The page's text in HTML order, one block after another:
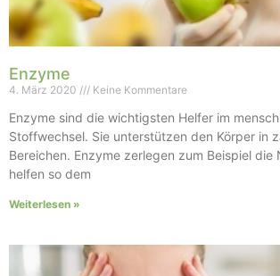
Enzyme
4. März 2020 Keine Kommentare
Enzyme sind die wichtigsten Helfer im
Stoffwechsel. Sie unterstützen den Körper in
Bereichen. Enzyme zerlegen zum Beispiel die
helfen so dem
Weiterlesen »